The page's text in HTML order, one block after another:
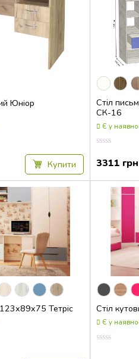
Юніор
Купити
Стіл
СК-16
Є у
0.00
з
3311 грн
Тетріс Стіл
Є у